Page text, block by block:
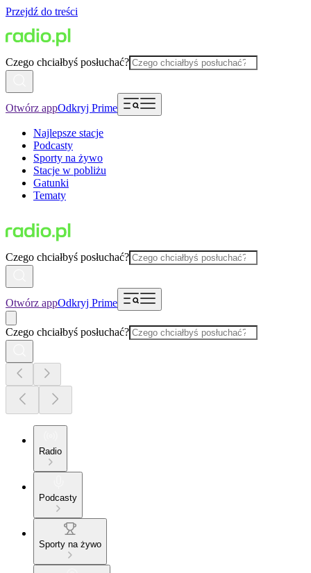
Przejdź do treści
Czego chciałbyś posłuchać?
Otwórz appOdkryj Prime
Najlepsze stacje
Podcasty
Sporty na żywo
Stacje w pobliżu
Gatunki
Tematy
Czego chciałbyś posłuchać?
Otwórz appOdkryj Prime
Czego chciałbyś posłuchać?
Radio
Podcasty
Sporty na żywo